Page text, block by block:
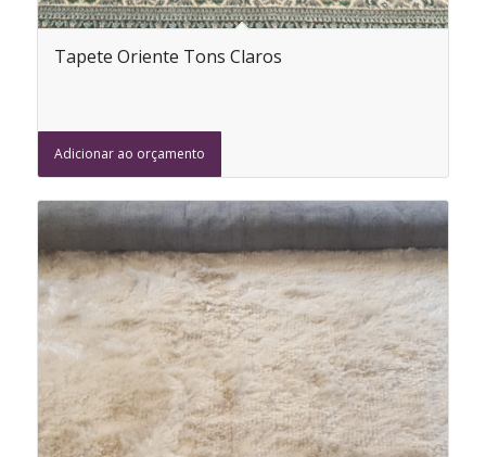
Tapete Oriente Tons Claros
Adicionar ao orçamento